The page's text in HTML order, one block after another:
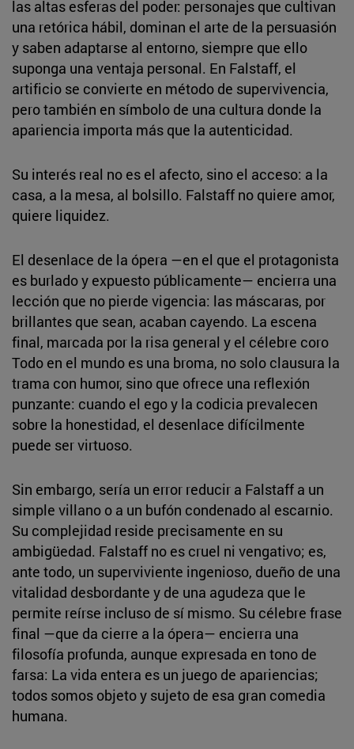
las altas esferas del poder: personajes que cultivan
una retórica hábil, dominan el arte de la persuasión
y saben adaptarse al entorno, siempre que ello
suponga una ventaja personal. En Falstaff, el
artificio se convierte en método de supervivencia,
pero también en símbolo de una cultura donde la
apariencia importa más que la autenticidad.
Su interés real no es el afecto, sino el acceso: a la
casa, a la mesa, al bolsillo. Falstaff no quiere amor,
quiere liquidez.
El desenlace de la ópera —en el que el protagonista
es burlado y expuesto públicamente— encierra una
lección que no pierde vigencia: las máscaras, por
brillantes que sean, acaban cayendo. La escena
final, marcada por la risa general y el célebre coro
Todo en el mundo es una broma, no solo clausura la
trama con humor, sino que ofrece una reflexión
punzante: cuando el ego y la codicia prevalecen
sobre la honestidad, el desenlace difícilmente
puede ser virtuoso.
Sin embargo, sería un error reducir a Falstaff a un
simple villano o a un bufón condenado al escarnio.
Su complejidad reside precisamente en su
ambigüedad. Falstaff no es cruel ni vengativo; es,
ante todo, un superviviente ingenioso, dueño de una
vitalidad desbordante y de una agudeza que le
permite reírse incluso de sí mismo. Su célebre frase
final —que da cierre a la ópera— encierra una
filosofía profunda, aunque expresada en tono de
farsa: La vida entera es un juego de apariencias;
todos somos objeto y sujeto de esa gran comedia
humana.